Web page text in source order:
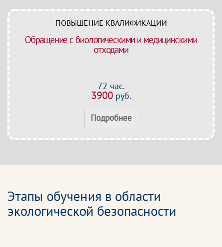
ПОВЫШЕНИЕ КВАЛИФИКАЦИИ
Обращение с биологическими и медицинскими
отходами
72 час.
3900руб.
Подробнее
Этапы обучения в области
экологической безопасности